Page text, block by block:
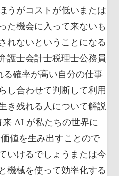
うがコストが低いまたは
た機会に入って来ないも
れないということになる
護士会計士税理士公務員
確率が高い自分の仕事
し合わせて判断して利用
き残れる人について解説
来 AI が私たちの世界に
値を生み出すことので
いけるでしょうまたは今
機械を使って効率化する